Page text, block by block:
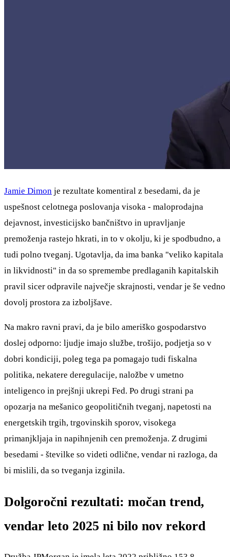
Jamie Dimon je rezultate komentiral z besedami, da je
uspešnost celotnega poslovanja visoka - maloprodajna
dejavnost, investicijsko bančništvo in upravljanje
premoženja rastejo hkrati, in to v okolju, ki je spodbudno, a
tudi polno tveganj. Ugotavlja, da ima banka "veliko kapitala
in likvidnosti" in da so spremembe predlaganih kapitalskih
pravil sicer odpravile največje skrajnosti, vendar je še vedno
dovolj prostora za izboljšave.
Na makro ravni pravi, da je bilo ameriško gospodarstvo
doslej odporno: ljudje imajo službe, trošijo, podjetja so v
dobri kondiciji, poleg tega pa pomagajo tudi fiskalna
politika, nekatere deregulacije, naložbe v umetno
inteligenco in prejšnji ukrepi Fed. Po drugi strani pa
opozarja na mešanico geopolitičnih tveganj, napetosti na
energetskih trgih, trgovinskih sporov, visokega
primanjkljaja in napihnjenih cen premoženja. Z drugimi
besedami - številke so videti odlične, vendar ni razloga, da
bi mislili, da so tveganja izginila.
Dolgoročni rezultati: močan trend,
vendar leto 2025 ni bilo nov rekord